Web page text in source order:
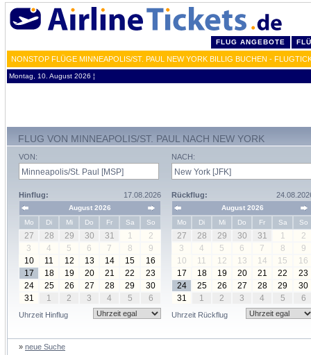
FLUG ANGEBOTE
NONSTOP FLÜGE MINNEAPOLIS/ST. PAUL NEW YORK BILLIG BUCHEN -
Montag, 10. August 2026 ¦
FLUG VON MINNEAPOLIS/ST. PAUL NACH NEW YORK
VON:
Hinflug: 17.08.2026
August 2026
Mo
Di Mi Do Fr Sa So
27 28 29 30 31 1
2
3
4 5 6 7 8
9
10
11 12 13 14 15
16
17
18 19 20 21 22
23
24
25 26 27 28 29
30
31
1 2 3 4 5 6
Uhrzeit Hinflug
NACH:
Rückflug:
August 2026
Mo
Di Mi Do Fr Sa So
27 28 29 30 31 1
2
3
4 5 6 7 8
9
10
11 12 13 14 15
16
17
18 19 20 21 22
23
24
25 26 27 28 29
30
31
1 2 3 4 5 6
Uhrzeit Rückflug
» neue Suche